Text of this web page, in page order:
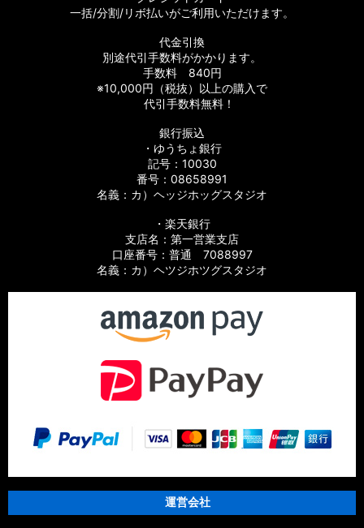
一括/分割/リボ払いがご利用いただけます。
代金引換
別途代引手数料がかかります。
手数料 840円
※10,000円（税抜）以上の購入で
代引手数料無料！
銀行振込
・ゆうちょ銀行
記号：10030
番号：08658991
名義：カ）ヘッジホッグスタジオ
・楽天銀行
支店名：第一営業支店
口座番号：普通 7088997
名義：カ）ヘツジホツグスタジオ
運営会社